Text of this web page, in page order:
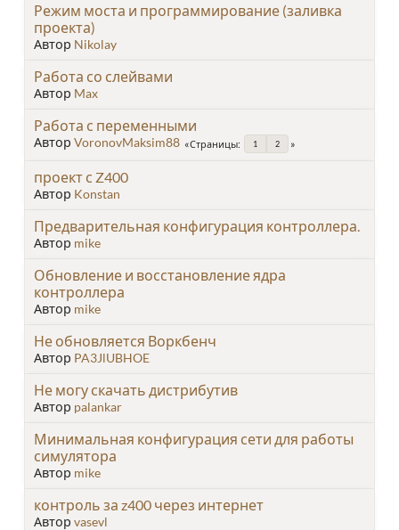
Режим моста и программирование (заливка
проекта)
Автор Nikolay
Работа со слейвами
Автор Max
Работа с переменными
Автор VoronovMaksim88 Страницы 1 2
проект с Z400
Автор Konstan
Предварительная конфигурация контроллера.
Автор mike
Обновление и восстановление ядра
контроллера
Автор mike
Не обновляется Воркбенч
Автор PA3JlUBHOE
Не могу скачать дистрибутив
Автор palankar
Минимальная конфигурация сети для работы
симулятора
Автор mike
контроль за z400 через интернет
Автор vasevl